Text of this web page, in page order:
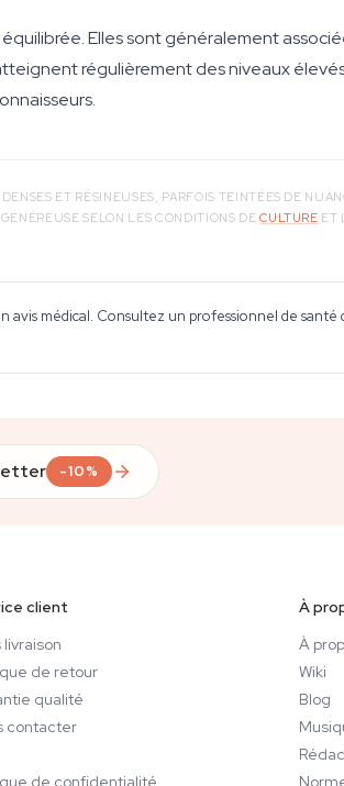
Elles sont généralement
régulièrement des niveaux
ET RÉSINEUSES, PARFOIS TEINTÉES DE
SELON LES CONDITIONS DECULTURE ET
médical. Consultez un professionnel de
-10%
client
livraison
de retour
qualité
contacter
de confidentialité
À
À
Wiki
Blog